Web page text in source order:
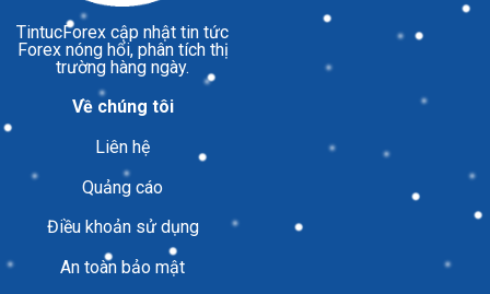
TintucForex cập nhật tin tức
Forex nóng hổi, phân tích thị
trường hàng ngày.
Về chúng tôi
Liên hệ
Quảng cáo
Điều khoản sử dụng
An toàn bảo mật